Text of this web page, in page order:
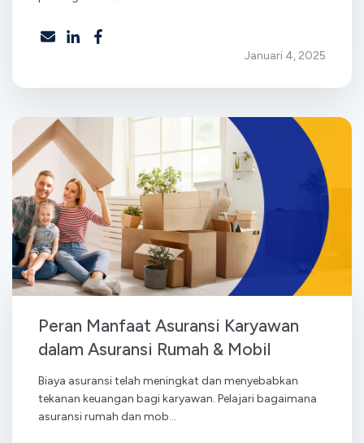
Januari 4, 2025
Peran Manfaat Asuransi Karyawan
dalam Asuransi Rumah & Mobil
Biaya asuransi telah meningkat dan menyebabkan
tekanan keuangan bagi karyawan. Pelajari bagaimana
asuransi rumah dan mob...